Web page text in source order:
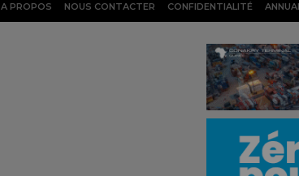
A PROPOS NOUS CONTACTER CONFIDENTIALITÉ